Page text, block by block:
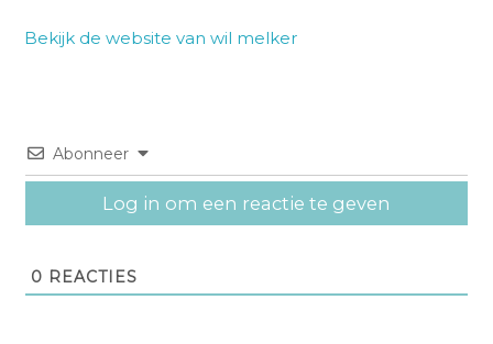
Bekijk de website van wil melker
Abonneer
Log in om een reactie te geven
0 REACTIES